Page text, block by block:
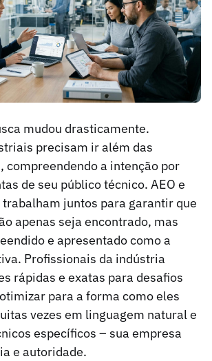
mudou drasticamente.
precisam ir além das
compreendendo a intenção por
de seu público técnico. AEO e
trabalham juntos para garantir que
apenas seja encontrado, mas
e apresentado como a
Profissionais da indústria
rápidas e exatas para desafios
para a forma como eles
vezes em linguagem natural e
específicos – sua empresa
e autoridade.